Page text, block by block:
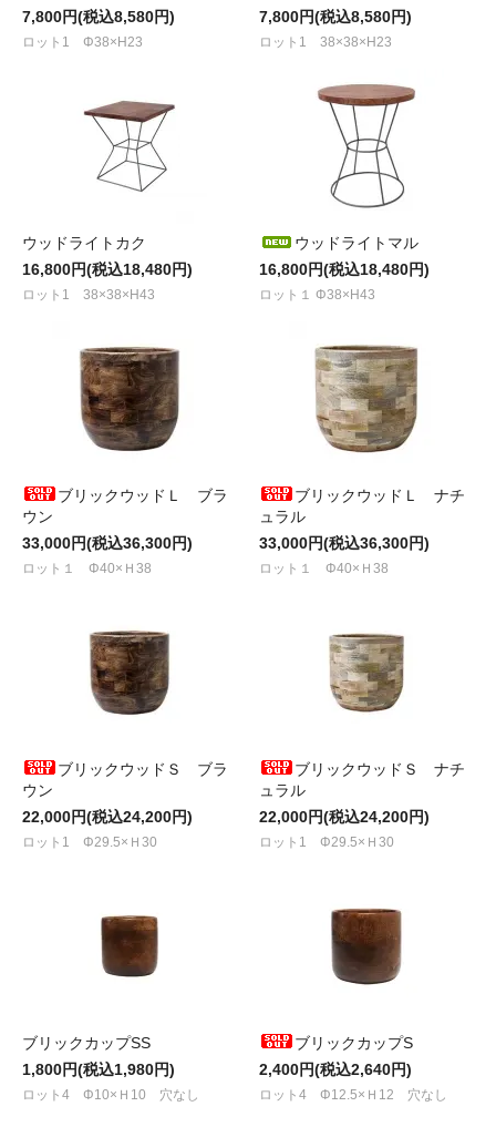
7,800円(税込8,580円)
ロット1 Φ38×H23
7,800円(税込8,580円)
ロット1 38×38×H23
ウッドライトカク
16,800円(税込18,480円)
ロット1 38×38×H43
ウッドライトマル
16,800円(税込18,480円)
ロット１ Φ38×H43
ブリックウッドＬ ブラ
ウン
33,000円(税込36,300円)
ロット１ Φ40×Ｈ38
ブリックウッドＬ ナチ
ュラル
33,000円(税込36,300円)
ロット１ Φ40×Ｈ38
ブリックウッドＳ ブラ
ウン
22,000円(税込24,200円)
ロット1 Φ29.5×Ｈ30
ブリックウッドＳ ナチ
ュラル
22,000円(税込24,200円)
ロット1 Φ29.5×Ｈ30
ブリックカップSS
1,800円(税込1,980円)
ロット4 Φ10×Ｈ10 穴なし
ブリックカップS
2,400円(税込2,640円)
ロット4 Φ12.5×Ｈ12 穴なし